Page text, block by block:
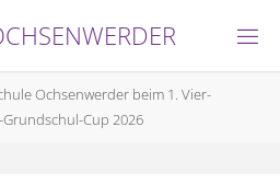
CHSENWERDER
Ochsenwerder beim 1. Vier-
Cup 2026